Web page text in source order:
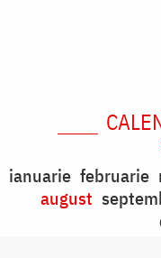
ianuarie februarie
august